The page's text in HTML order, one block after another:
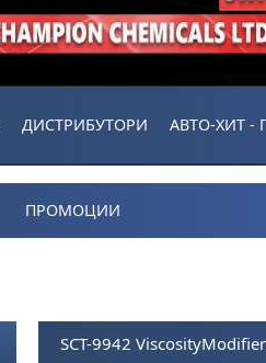
ДИСТРИБУТОРИ АВТО-ХИТ -
ПРОМОЦИИ
SCT-9942